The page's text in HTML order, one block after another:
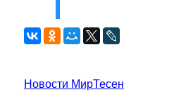
Новости МирТесен